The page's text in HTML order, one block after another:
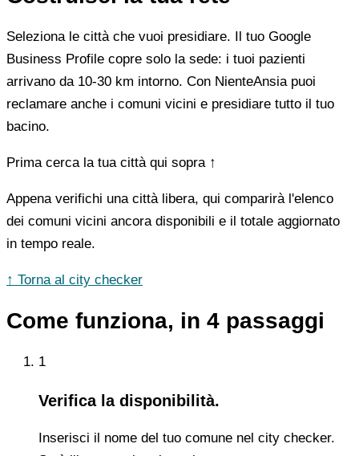
Seleziona le città che vuoi presidiare. Il tuo Google
Business Profile copre solo la sede: i tuoi pazienti
arrivano da 10-30 km intorno. Con NienteAnsia puoi
reclamare anche i comuni vicini e presidiare tutto il tuo
bacino.
Prima cerca la tua città qui sopra ↑
Appena verifichi una città libera, qui comparirà l'elenco
dei comuni vicini ancora disponibili e il totale aggiornato
in tempo reale.
↑ Torna al city checker
Come funziona, in 4 passaggi
1
Verifica la disponibilità.
Inserisci il nome del tuo comune nel city checker.